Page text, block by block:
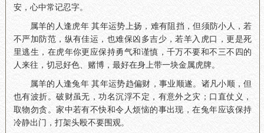
安，心中常记忍字。
属羊的人逢虎年 其年运势上扬，难有阻挡，但须防小人，若
不严加防范，纵有佳运，也难保凶多吉少，若羊入虎口，更是死
里逃生，在虎年你更应保持勇气和谨慎，千万不要和不三不四的
人来往，切忌好色、赌博，最好在身上带一块金属虎牌。
属羊的人逢兔年 其年运势趋偏财，事业顺遂。诸凡小顺，但
也有波折。破财虽无，功名沉浮不定，有意外之灾；口直仗义，
取物勿贪。家中若有不快和令人烦恼的事出现，在兔年应该保持
冷静出门，打架头殴不要围观。